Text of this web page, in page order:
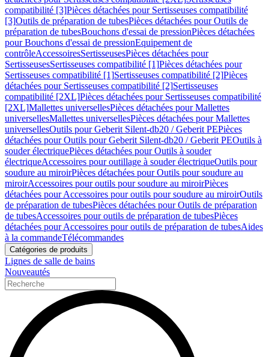
compatibilité [3]Pièces détachées pour Sertisseuses compatibilité
[3]Outils de préparation de tubesPièces détachées pour Outils de
préparation de tubesBouchons d'essai de pressionPièces détachées
pour Bouchons d'essai de pressionEquipement de
contrôleAccessoiresSertisseusesPièces détachées pour
SertisseusesSertisseuses compatibilité [1]Pièces détachées pour
Sertisseuses compatibilité [1]Sertisseuses compatibilité [2]Pièces
détachées pour Sertisseuses compatibilité [2]Sertisseuses
compatibilité [2XL]Pièces détachées pour Sertisseuses compatibilité
[2XL]Mallettes universellesPièces détachées pour Mallettes
universellesMallettes universellesPièces détachées pour Mallettes
universellesOutils pour Geberit Silent-db20 / Geberit PEPièces
détachées pour Outils pour Geberit Silent-db20 / Geberit PEOutils à
souder électriquePièces détachées pour Outils à souder
électriqueAccessoires pour outillage à souder électriqueOutils pour
soudure au miroirPièces détachées pour Outils pour soudure au
miroirAccessoires pour outils pour soudure au miroirPièces
détachées pour Accessoires pour outils pour soudure au miroirOutils
de préparation de tubesPièces détachées pour Outils de préparation
de tubesAccessoires pour outils de préparation de tubesPièces
détachées pour Accessoires pour outils de préparation de tubesAides
à la commandeTélécommandes
Catégories de produits
Lignes de salle de bains
Nouveautés